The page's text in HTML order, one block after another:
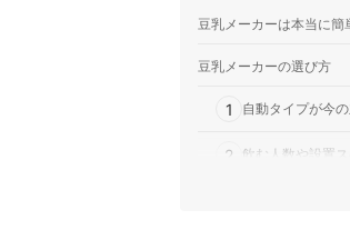
豆乳メーカーは本当に簡
豆乳メーカーの選び方
1 自動タイプが今
2 飲む人数や設置